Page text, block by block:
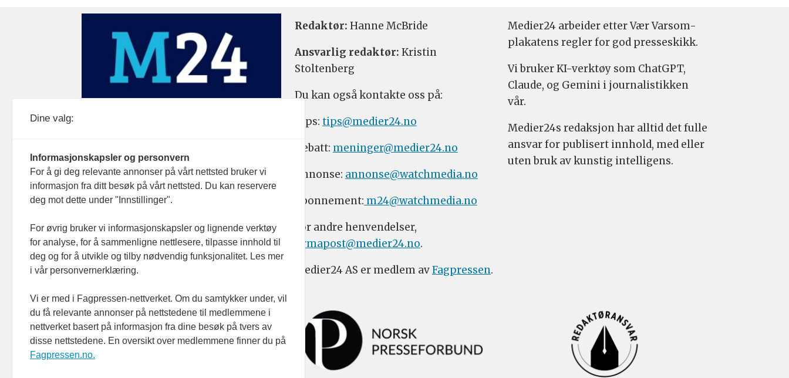
Redaktør: Hanne McBride
Ansvarlig redaktør: Kristin
Stoltenberg
Du kan også kontakte oss på:
Tips: tips@medier24.no
Debatt: meninger@medier24.no
Annonse: annonse@watchmedia.no
Abonnement: m24@watchmedia.no
For andre henvendelser,
firmapost@medier24.no.
Medier24 AS er medlem avFagpressen.
Medier24 arbeider etter Vær Varsom-
plakatens regler for god presseskikk.
Vi bruker KI-verktøy som ChatGPT,
Claude, og Gemini i journalistikken
vår.
Medier24s redaksjon har alltid det fulle
ansvar for publisert innhold, med eller
uten bruk av kunstig intelligens.
Dine valg:
Informasjonskapsler og personvern
For å gi deg relevante annonser på vårt nettsted bruker vi
informasjon fra ditt besøk på vårt nettsted. Du kan reservere
deg mot dette under "Innstillinger".
For øvrig bruker vi informasjonskapsler og lignende verktøy
for analyse, for å sammenligne nettlesere, tilpasse innhold til
deg og for å utvikle og tilby nødvendig funksjonalitet. Les mer
i vår personvernerklæring.
Vi er med i Fagpressen-nettverket. Om du samtykker under, vil
du få relevante annonser på nettstedene til medlemmene i
nettverket basert på informasjon fra dine besøk på tvers av
disse nettstedene. En oversikt over medlemmene finner du på
Fagpressen.no.